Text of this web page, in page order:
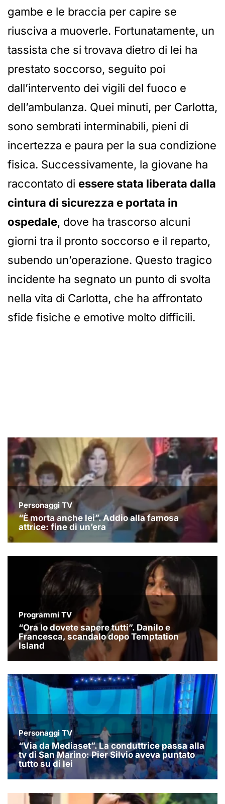
gambe e le braccia per capire se
riusciva a muoverle. Fortunatamente, un
tassista che si trovava dietro di lei ha
prestato soccorso, seguito poi
dall’intervento dei vigili del fuoco e
dell’ambulanza. Quei minuti, per Carlotta,
sono sembrati interminabili, pieni di
incertezza e paura per la sua condizione
fisica. Successivamente, la giovane ha
raccontato di essere stata liberata dalla
cintura di sicurezza e portata in
ospedale, dove ha trascorso alcuni
giorni tra il pronto soccorso e il reparto,
subendo un’operazione. Questo tragico
incidente ha segnato un punto di svolta
nella vita di Carlotta, che ha affrontato
sfide fisiche e emotive molto difficili.